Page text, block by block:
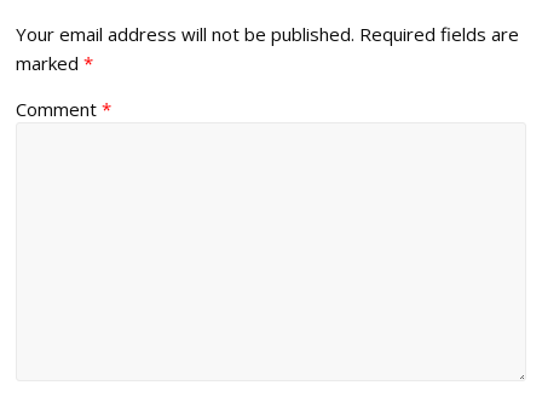
Your email address will not be published. Required fields are
marked*
Comment*